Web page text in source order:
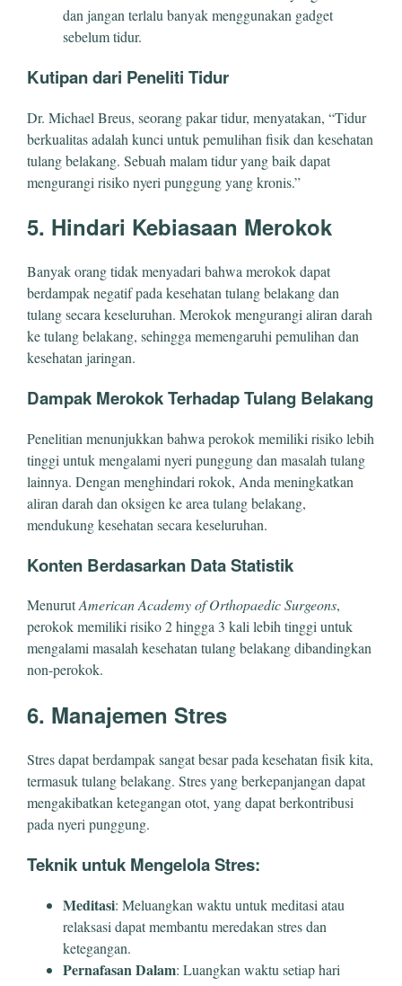
dan jangan terlalu banyak menggunakan gadget
sebelum tidur.
Kutipan dari Peneliti Tidur
Dr. Michael Breus, seorang pakar tidur, menyatakan, “Tidur
berkualitas adalah kunci untuk pemulihan fisik dan kesehatan
tulang belakang. Sebuah malam tidur yang baik dapat
mengurangi risiko nyeri punggung yang kronis.”
5. Hindari Kebiasaan Merokok
Banyak orang tidak menyadari bahwa merokok dapat
berdampak negatif pada kesehatan tulang belakang dan
tulang secara keseluruhan. Merokok mengurangi aliran darah
ke tulang belakang, sehingga memengaruhi pemulihan dan
kesehatan jaringan.
Dampak Merokok Terhadap Tulang Belakang
Penelitian menunjukkan bahwa perokok memiliki risiko lebih
tinggi untuk mengalami nyeri punggung dan masalah tulang
lainnya. Dengan menghindari rokok, Anda meningkatkan
aliran darah dan oksigen ke area tulang belakang,
mendukung kesehatan secara keseluruhan.
Konten Berdasarkan Data Statistik
MenurutAmerican Academy of Orthopaedic Surgeons,
perokok memiliki risiko 2 hingga 3 kali lebih tinggi untuk
mengalami masalah kesehatan tulang belakang dibandingkan
non-perokok.
6. Manajemen Stres
Stres dapat berdampak sangat besar pada kesehatan fisik kita,
termasuk tulang belakang. Stres yang berkepanjangan dapat
mengakibatkan ketegangan otot, yang dapat berkontribusi
pada nyeri punggung.
Teknik untuk Mengelola Stres:
Meditasi: Meluangkan waktu untuk meditasi atau
relaksasi dapat membantu meredakan stres dan
ketegangan.
Pernafasan Dalam: Luangkan waktu setiap hari